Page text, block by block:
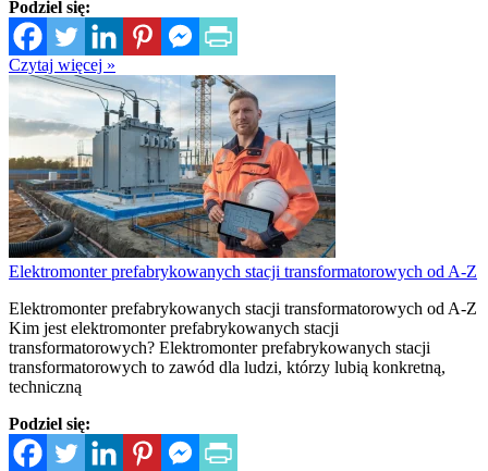
Podziel się:
Czytaj więcej »
Elektromonter prefabrykowanych stacji transformatorowych od A-Z
Elektromonter prefabrykowanych stacji transformatorowych od A-Z
Kim jest elektromonter prefabrykowanych stacji
transformatorowych? Elektromonter prefabrykowanych stacji
transformatorowych to zawód dla ludzi, którzy lubią konkretną,
techniczną
Podziel się: